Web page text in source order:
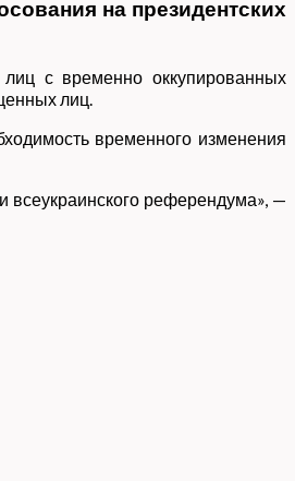
на президентских
с временно оккупированных
лиц.
временного изменения
всеукраинского референдума», —